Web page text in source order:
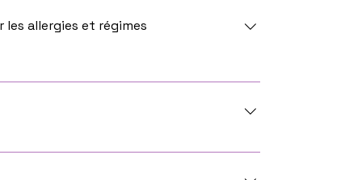
allergies et régimes
les demandes spécifiques en